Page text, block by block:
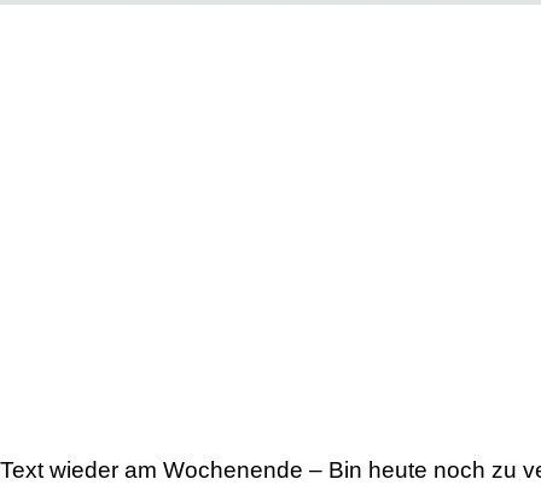
Text wieder am Wochenende – Bin heute noch zu